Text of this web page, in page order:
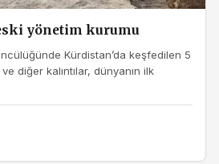
yönetim kurumu
Kürdistan’da keşfedilen 5
diğer kalıntılar, dünyanın ilk